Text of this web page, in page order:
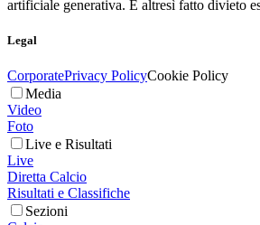
artificiale generativa. È altresì fatto divieto
Legal
CorporatePrivacy PolicyCookie Policy
Media
Video
Foto
Live e Risultati
Live
Diretta Calcio
Risultati e Classifiche
Sezioni